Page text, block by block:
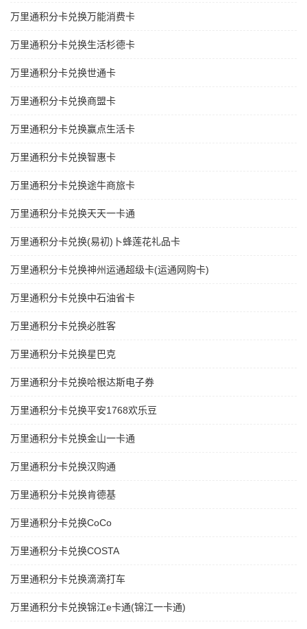
万里通积分卡兑换万能消费卡
万里通积分卡兑换生活杉德卡
万里通积分卡兑换世通卡
万里通积分卡兑换商盟卡
万里通积分卡兑换赢点生活卡
万里通积分卡兑换智惠卡
万里通积分卡兑换途牛商旅卡
万里通积分卡兑换天天一卡通
万里通积分卡兑换(易初)卜蜂莲花礼品卡
万里通积分卡兑换神州运通超级卡(运通网购卡)
万里通积分卡兑换中石油省卡
万里通积分卡兑换必胜客
万里通积分卡兑换星巴克
万里通积分卡兑换哈根达斯电子券
万里通积分卡兑换平安1768欢乐豆
万里通积分卡兑换金山一卡通
万里通积分卡兑换汉购通
万里通积分卡兑换肯德基
万里通积分卡兑换CoCo
万里通积分卡兑换COSTA
万里通积分卡兑换滴滴打车
万里通积分卡兑换锦江e卡通(锦江一卡通)